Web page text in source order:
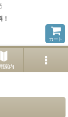
カート
案内